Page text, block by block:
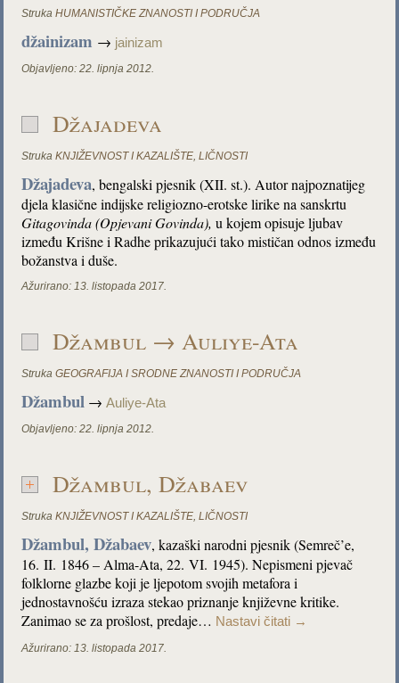
Struka HUMANISTIČKE ZNANOSTI I PODRUČJA
džainizam → jainizam
Objavljeno: 22. lipnja 2012.
Džajadeva
Struka KNJIŽEVNOST I KAZALIŠTE,LIČNOSTI
Džajadeva, bengalski pjesnik (XII. st.). Autor najpoznatijeg
djela klasične indijske religiozno-erotske lirike na sanskrtu
Gitagovinda (Opjevani Govinda), u kojem opisuje ljubav
između Krišne i Radhe prikazujući tako mističan odnos između
božanstva i duše.
Ažurirano: 13. listopada 2017.
Džambul → Auliye-Ata
Struka GEOGRAFIJA I SRODNE ZNANOSTI I PODRUČJA
Džambul →Auliye-Ata
Objavljeno: 22. lipnja 2012.
Džambul, Džabaev
Struka KNJIŽEVNOST I KAZALIŠTE,LIČNOSTI
Džambul, Džabaev, kazaški narodni pjesnik (Semreč’e,
16. II. 1846 – Alma-Ata, 22. VI. 1945). Nepismeni pjevač
folklorne glazbe koji je ljepotom svojih metafora i
jednostavnošću izraza stekao priznanje književne kritike.
Zanimao se za prošlost, predaje… Nastavi čitati →
Ažurirano: 13. listopada 2017.